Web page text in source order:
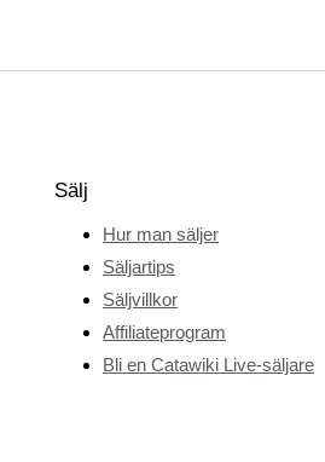
Sälj
Hur man säljer
Säljartips
Säljvillkor
Affiliateprogram
Bli en Catawiki Live-säljare